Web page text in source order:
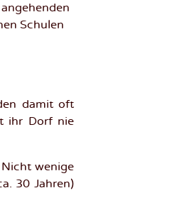
Schulen
damit oft
ihr Dorf nie
wenige
30 Jahren)